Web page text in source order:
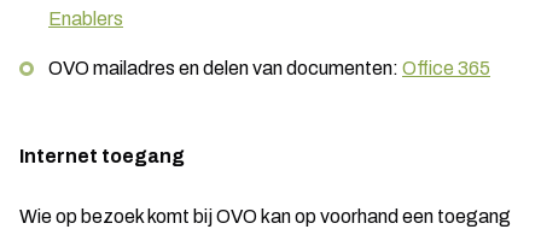
Enablers
OVO mailadres en delen van documenten: Office 365
Internet toegang
Wie op bezoek komt bij OVO kan op voorhand een toegang